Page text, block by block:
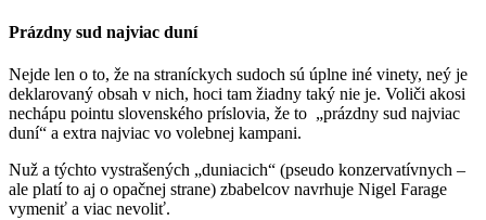
Prázdny sud najviac duní
Nejde len o to, že na straníckych sudoch sú úplne iné vinety, neý je
deklarovaný obsah v nich, hoci tam žiadny taký nie je. Voliči akosi
nechápu pointu slovenského príslovia, že to „prázdny sud najviac
duní“ a extra najviac vo volebnej kampani.
Nuž a týchto vystrašených „duniacich“ (pseudo konzervatívnych –
ale platí to aj o opačnej strane) zbabelcov navrhuje Nigel Farage
vymeniť a viac nevoliť.